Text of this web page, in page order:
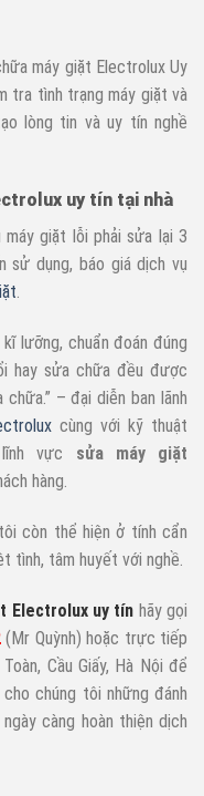
máy giặt Electrolux Uy
tra tình trạng máy giặt và
lòng tin và uy tín nghề
uy tín tại nhà
giặt lỗi phải sửa lại 3
sử dụng, báo giá dịch vụ
.
lưỡng, chuẩn đoán đúng
hay sửa chữa đều được
– đại diễn ban lãnh
cùng với kỹ thuật
vực sửa máy giặt
hàng.
còn thể hiện ở tính cẩn
tình, tâm huyết với nghề.
Electrolux uy tín hãy gọi
(Mr Quỳnh) hoặc trực tiếp
Cầu Giấy, Hà Nội để
chúng tôi những đánh
càng hoàn thiện dịch